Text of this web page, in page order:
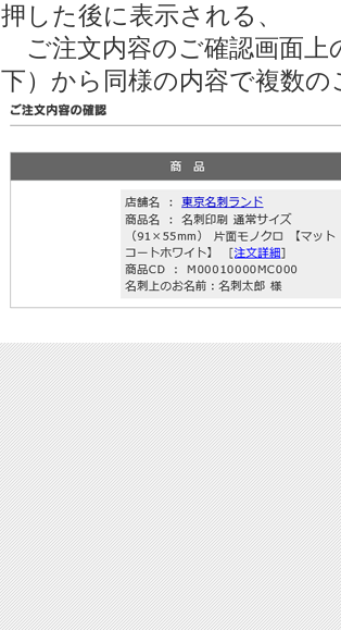
押した後に表示される、
ご注文内容のご確認画面上
下）から同様の内容で複数